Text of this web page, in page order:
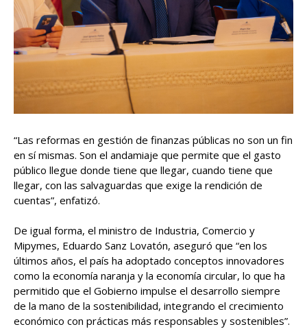
“Las reformas en gestión de finanzas públicas no son un fin
en sí mismas. Son el andamiaje que permite que el gasto
público llegue donde tiene que llegar, cuando tiene que
llegar, con las salvaguardas que exige la rendición de
cuentas”, enfatizó.
De igual forma, el ministro de Industria, Comercio y
Mipymes, Eduardo Sanz Lovatón, aseguró que “en los
últimos años, el país ha adoptado conceptos innovadores
como la economía naranja y la economía circular, lo que ha
permitido que el Gobierno impulse el desarrollo siempre
de la mano de la sostenibilidad, integrando el crecimiento
económico con prácticas más responsables y sostenibles”.